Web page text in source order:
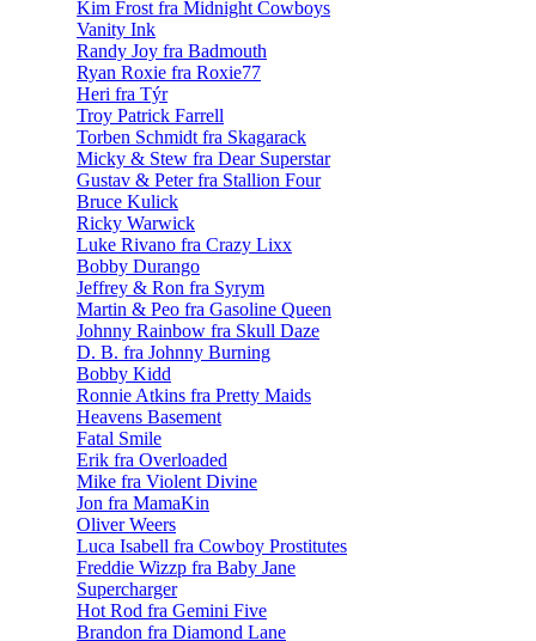
Kim Frost fra Midnight Cowboys
Vanity Ink
Randy Joy fra Badmouth
Ryan Roxie fra Roxie77
Heri fra Týr
Troy Patrick Farrell
Torben Schmidt fra Skagarack
Micky & Stew fra Dear Superstar
Gustav & Peter fra Stallion Four
Bruce Kulick
Ricky Warwick
Luke Rivano fra Crazy Lixx
Bobby Durango
Jeffrey & Ron fra Syrym
Martin & Peo fra Gasoline Queen
Johnny Rainbow fra Skull Daze
D. B. fra Johnny Burning
Bobby Kidd
Ronnie Atkins fra Pretty Maids
Heavens Basement
Fatal Smile
Erik fra Overloaded
Mike fra Violent Divine
Jon fra MamaKin
Oliver Weers
Luca Isabell fra Cowboy Prostitutes
Freddie Wizzp fra Baby Jane
Supercharger
Hot Rod fra Gemini Five
Brandon fra Diamond Lane